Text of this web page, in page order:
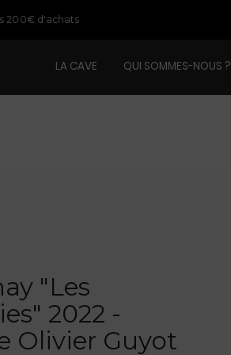
200€ d'achats
LA CAVE QUI SOMMES-NOUS ?
"Les
2022 -
Olivier Guyot